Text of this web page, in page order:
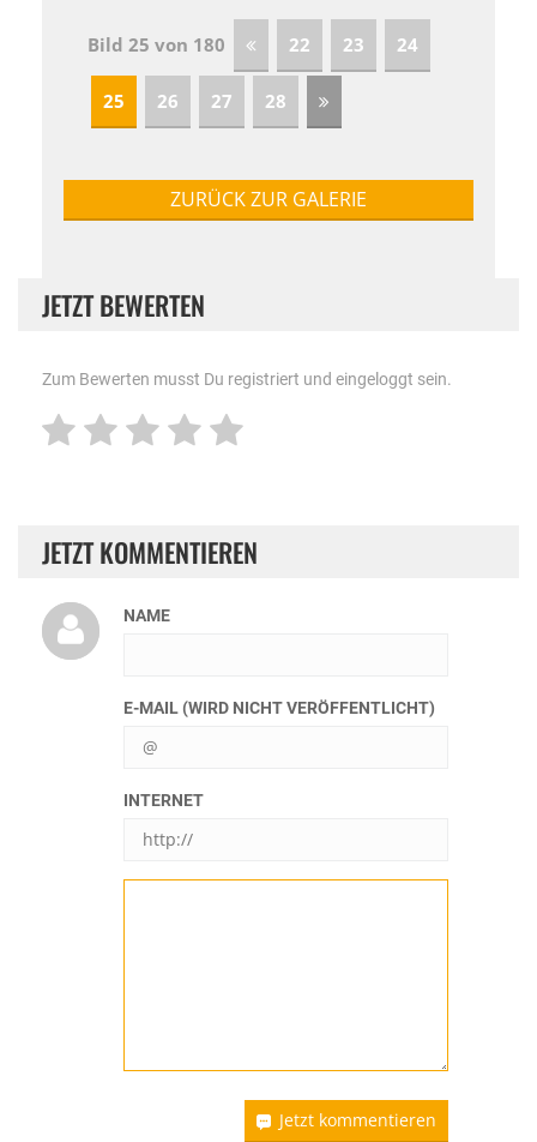
Bild 25 von 180 22 23 24
25 26 27 28
ZURÜCK ZUR GALERIE
JETZT BEWERTEN
Zum Bewerten musst Du registriert und eingeloggt sein.
JETZT KOMMENTIEREN
NAME
E-MAIL (WIRD NICHT VERÖFFENTLICHT)
INTERNET
Jetzt kommentieren